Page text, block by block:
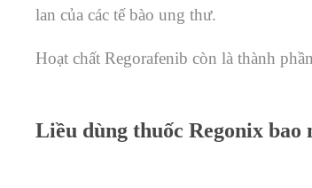
lan của các tế bào ung thư.
Hoạt chất Regorafenib còn là thành
Liều dùng thuốc Regonix bao